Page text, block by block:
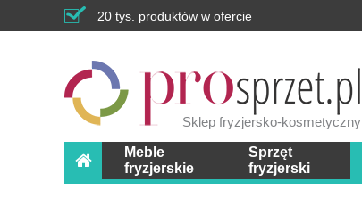
20 tys. produktów w ofercie
Sklep fryzjersko-kosmetyczny
Meble
fryzjerskie
Sprzęt
fryzjerski